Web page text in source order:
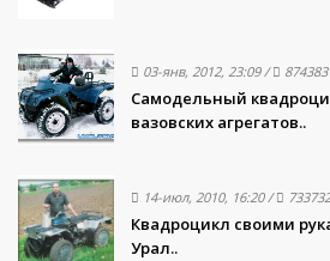
03-янв, 2012, 23:09/ 874383
Самодельный
вазовских агрегатов..
14-июл, 2010, 16:20/ 733732
Квадроцикл своими
Урал..